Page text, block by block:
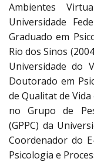
Ambientes
Universidade
Graduado em
Rio dos Sinos
Universidade do
Doutorado em
de Qualitat de
no Grupo de
(GPPC) da
Coordenador do
Psicologia e